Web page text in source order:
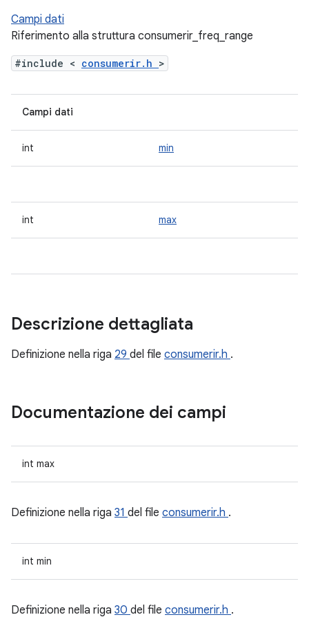
Campi dati
Riferimento alla struttura consumerir_freq_range
#include < consumerir.h >
Campi dati
int min
int max
Descrizione dettagliata
Definizione nella riga 29 del file consumerir.h .
Documentazione dei campi
int max
Definizione nella riga 31 del file consumerir.h .
int min
Definizione nella riga 30 del file consumerir.h .